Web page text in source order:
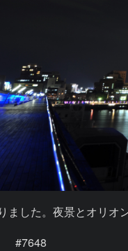
した。夜景とオリオ
#7648